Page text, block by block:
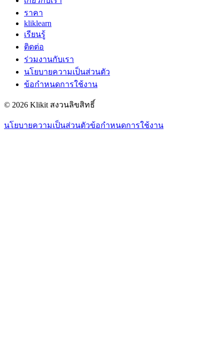
ราคา
kliklearn
เรียนรู้
ติดต่อ
ร่วมงานกับเรา
นโยบายความเป็นส่วนตัว
ข้อกำหนดการใช้งาน
© 2026 Klikit สงวนลิขสิทธิ์
นโยบายความเป็นส่วนตัวข้อกำหนดการใช้งาน